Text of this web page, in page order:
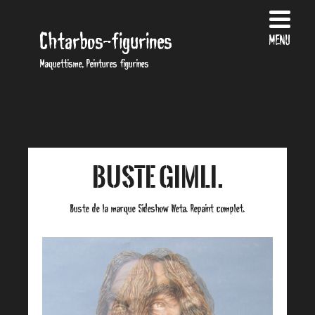
Chtarbos-figurines
Maquettisme, Peintures figurines
Buste Gimli.
Buste de la marque Sideshow Weta. Repaint complet.
MENU